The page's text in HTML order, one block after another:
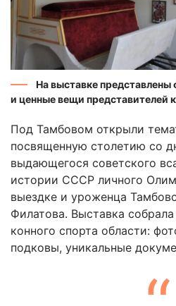
На выставке
и ценные вещи представителей
Под Тамбовом открыли
посвященную столетию со
выдающегося советского
истории СССР личного
выездке и уроженца
Филатова. Выставка
конного спорта области:
подковы, уникальные